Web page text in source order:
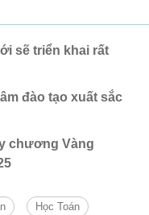
sẽ triển khai rất
đào tạo xuất sắc
chương Vàng
Học Toán